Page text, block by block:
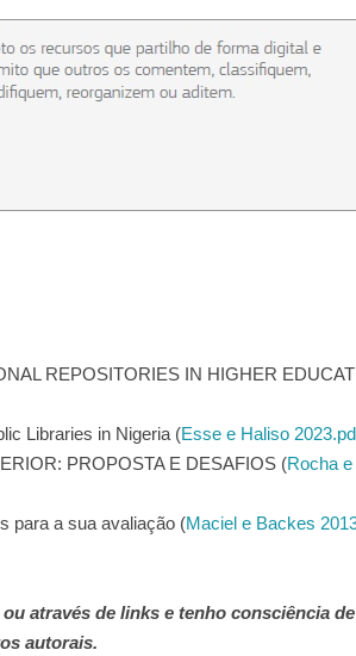
REPOSITORIES IN HIGHER
Libraries in Nigeria (Esse e Haliso
PROPOSTA E DESAFIOS (Rocha
para a sua avaliação (Maciel e Backes
através de links e tenho consciência
autorais.